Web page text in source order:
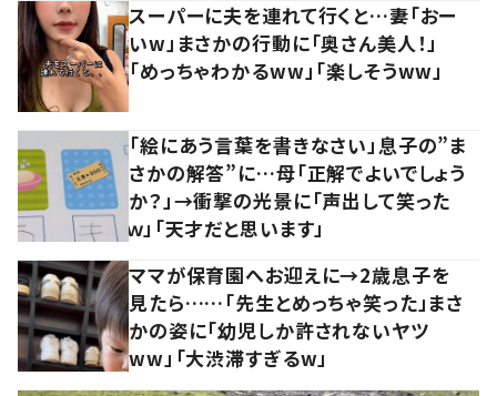
スーパーに夫を連れて行くと…妻「おー
いw」まさかの行動に「奥さん美人！」
「めっちゃわかるww」「楽しそうww」
「絵にあう言葉を書きなさい」息子の”ま
さかの解答”に…母「正解でよいでしょう
か？」→衝撃の光景に「声出して笑った
ｗ」「天才だと思います」
ママが保育園へお迎えに→2歳息子を
見たら……「先生とめっちゃ笑った」まさ
かの姿に「幼児しか許されないヤツ
ww」「大渋滞すぎるw」